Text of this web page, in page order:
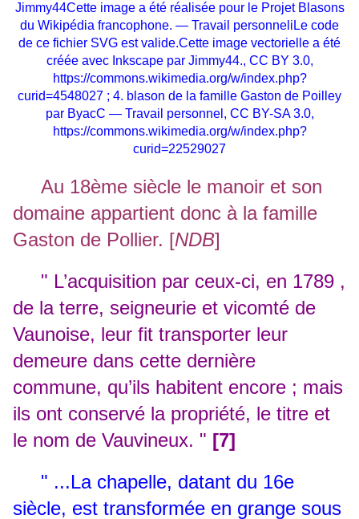
Jimmy44Cette image a été réalisée pour le Projet Blasons
du Wikipédia francophone. — Travail personneliLe code
de ce fichier SVG est valide.Cette image vectorielle a été
créée avec Inkscape par Jimmy44., CC BY 3.0,
https://commons.wikimedia.org/w/index.php?
curid=4548027 ; 4. blason de la famille Gaston de Poilley
par ByacC — Travail personnel, CC BY-SA 3.0,
https://commons.wikimedia.org/w/index.php?
curid=22529027
Au 18ème siècle le manoir et son
domaine appartient donc à la famille
Gaston de Pollier. [NDB]
" L’acquisition par ceux-ci, en 1789 ,
de la terre, seigneurie et vicomté de
Vaunoise, leur fit transporter leur
demeure dans cette dernière
commune, qu’ils habitent encore ; mais
ils ont conservé la propriété, le titre et
le nom de Vauvineux. " [7]
" ...La chapelle, datant du 16e
siècle, est transformée en grange sous